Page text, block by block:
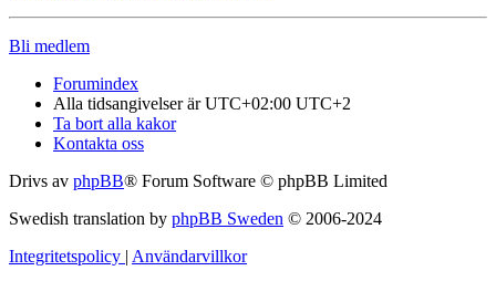
Bli medlem
Forumindex
Alla tidsangivelser är UTC+02:00 UTC+2
Ta bort alla kakor
Kontakta oss
Drivs av phpBB® Forum Software © phpBB Limited
Swedish translation by phpBB Sweden © 2006-2024
Integritetspolicy | Användarvillkor